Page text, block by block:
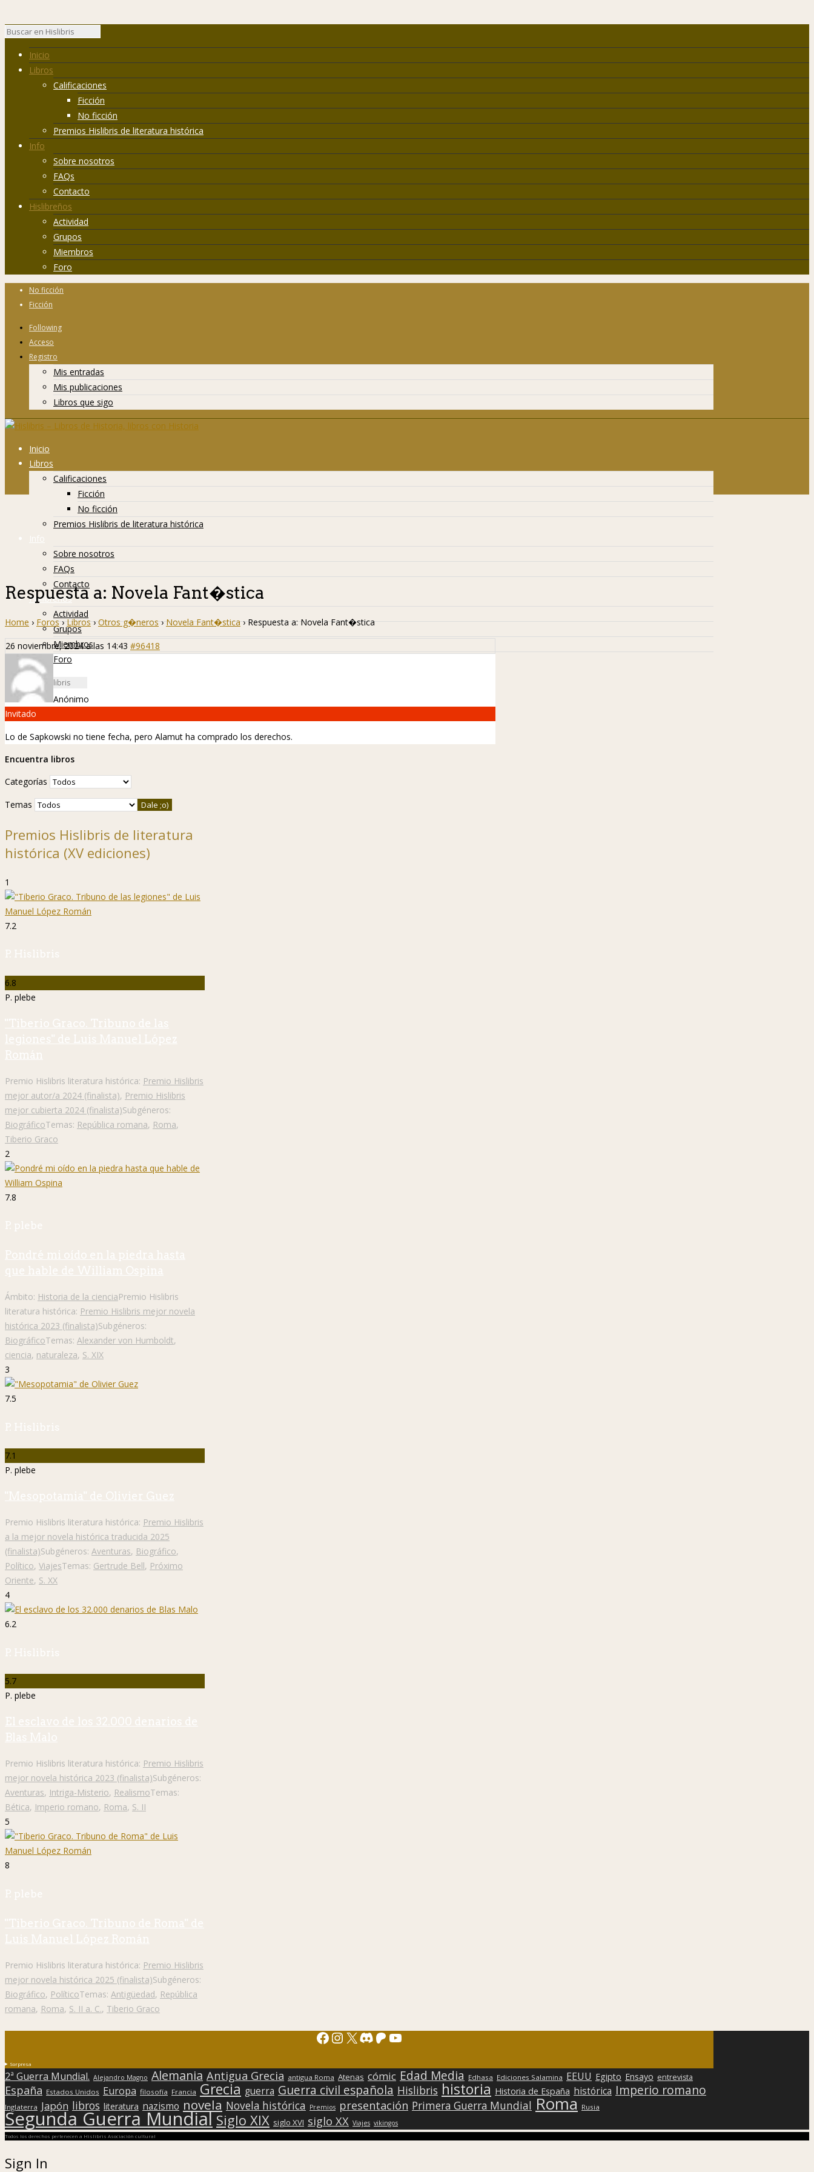
Inicio
Libros
Calificaciones
Ficción
No ficción
Premios Hislibris de literatura histórica
Info
Sobre nosotros
FAQs
Contacto
Hislibreños
Actividad
Grupos
Miembros
Foro
No ficción
Ficción
Following
Acceso
Registro
Mis entradas
Mis publicaciones
Libros que sigo
Inicio
Libros
Calificaciones
Ficción
No ficción
Premios Hislibris de literatura histórica
Info
Sobre nosotros
FAQs
Contacto
Hislibreños
Actividad
Grupos
Miembros
Foro
Respuesta a: Novela Fant�stica
Home › Foros › Libros › Otros g�neros › Novela Fant�stica › Respuesta a: Novela Fant�stica
26 noviembre, 2024 a las 14:43 #96418
Anónimo
Invitado
Lo de Sapkowski no tiene fecha, pero Alamut ha comprado los derechos.
Encuentra libros
Categorías
Temas
Premios Hislibris de literatura
histórica (XV ediciones)
1
7.2
P. Hislibris
6.8
P. plebe
"Tiberio Graco. Tribuno de las
legiones" de Luis Manuel López
Román
Premio Hislibris literatura histórica: Premio Hislibris
mejor autor/a 2024 (finalista), Premio Hislibris
mejor cubierta 2024 (finalista)Subgéneros:
BiográficoTemas: República romana, Roma,
Tiberio Graco
2
7.8
P. plebe
Pondré mi oído en la piedra hasta
que hable de William Ospina
Ámbito: Historia de la cienciaPremio Hislibris
literatura histórica: Premio Hislibris mejor novela
histórica 2023 (finalista)Subgéneros:
BiográficoTemas: Alexander von Humboldt,
ciencia, naturaleza, S. XIX
3
7.5
P. Hislibris
7.1
P. plebe
"Mesopotamia" de Olivier Guez
Premio Hislibris literatura histórica: Premio Hislibris
a la mejor novela histórica traducida 2025
(finalista)Subgéneros: Aventuras, Biográfico,
Político, ViajesTemas: Gertrude Bell, Próximo
Oriente, S. XX
4
6.2
P. Hislibris
5.7
P. plebe
El esclavo de los 32.000 denarios de
Blas Malo
Premio Hislibris literatura histórica: Premio Hislibris
mejor novela histórica 2023 (finalista)Subgéneros:
Aventuras, Intriga-Misterio, RealismoTemas:
Bética, Imperio romano, Roma, S. II
5
8
P. plebe
"Tiberio Graco. Tribuno de Roma" de
Luis Manuel López Román
Premio Hislibris literatura histórica: Premio Hislibris
mejor novela histórica 2025 (finalista)Subgéneros:
Biográfico, PolíticoTemas: Antigüedad, República
romana, Roma, S. II a. C., Tiberio Graco
Facebook
Instagram
X Discord
Patreon
YouTube
Sorpresa
2ª Guerra Mundial. Alejandro Magno Alemania Antigua Grecia antigua Roma Atenas cómic Edad Media Edhasa Ediciones Salamina EEUU Egipto Ensayo entrevista
España Estados Unidos Europa filosofía Francia Grecia guerra Guerra civil española Hislibris historia Historia de España histórica Imperio romano
Inglaterra Japón libros literatura nazismo novela Novela histórica Premios presentación Primera Guerra Mundial Roma Rusia
Segunda Guerra Mundial Siglo XIX siglo XVI siglo XX Viajes vikingos
Todos los derechos pertenecen a Hislibris Asociación cultural
Sign In